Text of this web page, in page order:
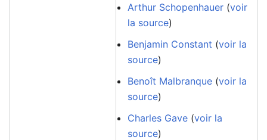
Arthur Schopenhauer (voir
la source)
Benjamin Constant (voir la
source)
Benoît Malbranque (voir la
source)
Charles Gave (voir la
source)